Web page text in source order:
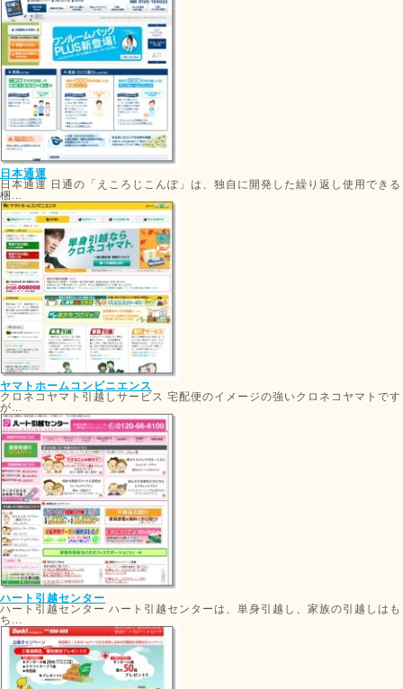
日本通運
日本通運 日通の「えころじこんぽ」は、独自に開発した繰り返し使用できる
梱...
ヤマトホームコンビニエンス
クロネコヤマト引越しサービス 宅配便のイメージの強いクロネコヤマトです
が...
ハート引越センター
ハート引越センター ハート引越センターは、単身引越し、家族の引越しはも
ち...